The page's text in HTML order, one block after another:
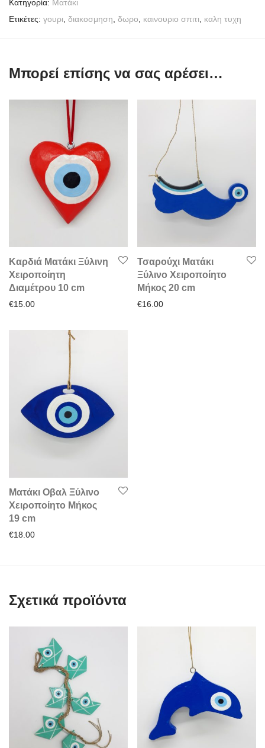
Κατηγορία: Mατάκι
Ετικέτες: γουρι διακοσμηση δωρο καινουριο σπιτι καλη τυχη
Μπορεί επίσης να σας αρέσει…
Καρδιά Ματάκι Ξύλινη
Χειροποίητη
Διαμέτρου 10 cm
€15.00
Τσαρούχι Ματάκι
Ξύλινο Χειροποίητο
Μήκος 20 cm
€16.00
Ματάκι Οβαλ Ξύλινο
Χειροποίητο Μήκος
19 cm
€18.00
Σχετικά προϊόντα